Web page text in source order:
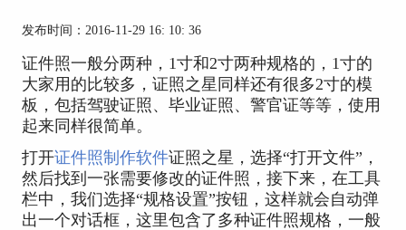
发布时间：2016-11-29 16: 10: 36
证件照一般分两种，1寸和2寸两种规格的，1寸的
大家用的比较多，证照之星同样还有很多2寸的模
板，包括驾驶证照、毕业证照、警官证等等，使用
起来同样很简单。
打开证件照制作软件证照之星，选择“打开文件”，
然后找到一张需要修改的证件照，接下来，在工具
栏中，我们选择“规格设置”按钮，这样就会自动弹
出一个对话框，这里包含了多种证件照规格，一般